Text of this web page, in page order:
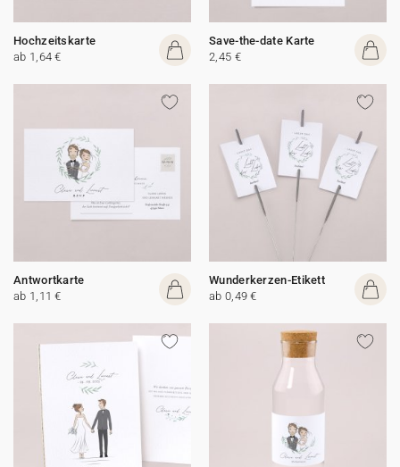
Hochzeitskarte
ab 1,64 €
Save-the-date Karte
2,45 €
Antwortkarte
ab 1,11 €
Wunderkerzen-Etikett
ab 0,49 €